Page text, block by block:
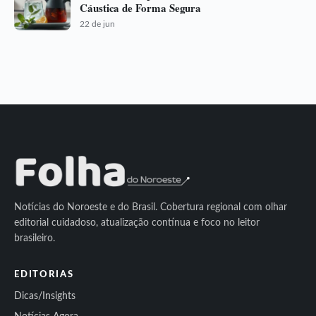
Cáustica de Forma Segura
22 de jun
Notícias do Noroeste e do Brasil. Cobertura regional com olhar
editorial cuidadoso, atualização contínua e foco no leitor
brasileiro.
EDITORIAS
Dicas/Insights